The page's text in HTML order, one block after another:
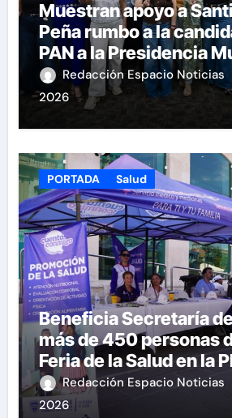
Muestran apoyo a
Peña rumbo a la
PAN a la Presidencia
Redacción Espacio Noticias
2026
PORTADA Salud
Beneficia Secretaría
más de 450 personas
Feria de la Salud en la
Armas
Redacción Espacio Noticias
2026